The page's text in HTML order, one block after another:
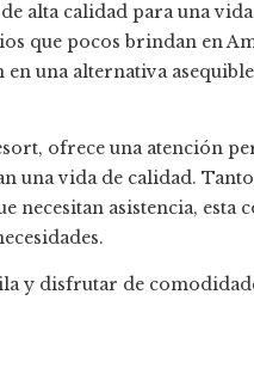
alta calidad para una
que pocos brindan en
una alternativa
ofrece una atención
una vida de calidad.
necesitan asistencia,
y disfrutar de